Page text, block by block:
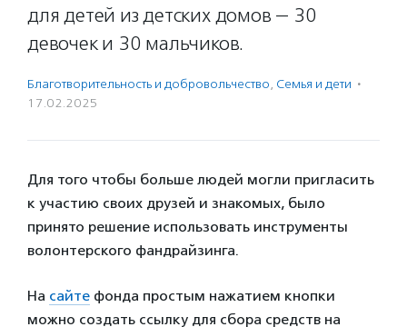
для детей из детских домов — 30
девочек и 30 мальчиков.
Благотвори­тель­ность и доброволь­чест­во, Семья и дети ·
17.02.2025
Для того чтобы больше людей могли пригласить
к участию своих друзей и знакомых, было
принято решение использовать инструменты
волонтерского фандрайзинга.
На сайте фонда простым нажатием кнопки
можно создать ссылку для сбора средств на